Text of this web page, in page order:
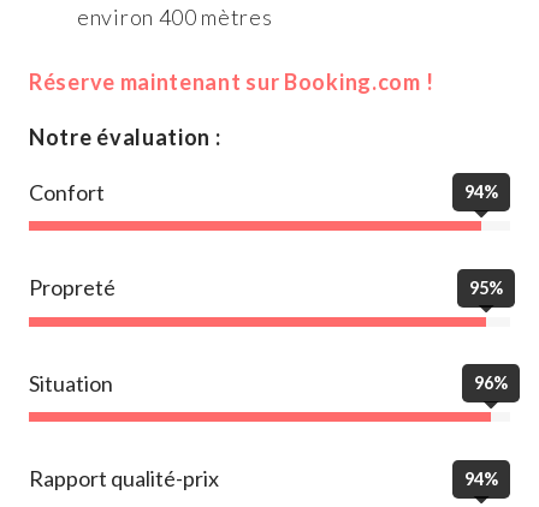
environ 400 mètres
Réserve maintenant sur Booking.com !
Notre évaluation :
Confort 94%
Propreté 95%
Situation 96%
Rapport qualité-prix 94%